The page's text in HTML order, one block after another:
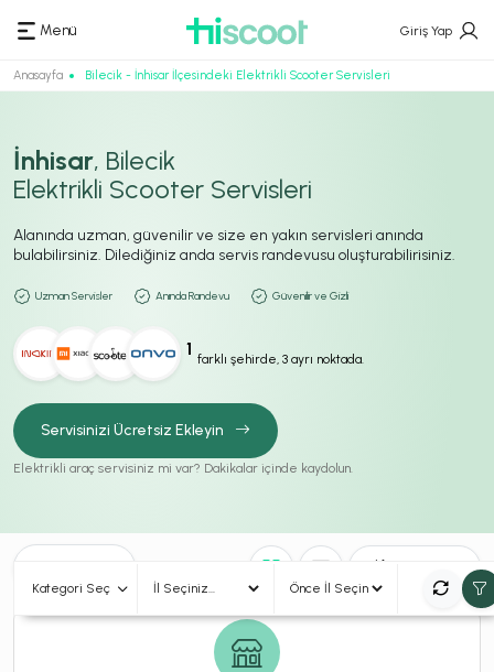
Menü Giriş Yap
Anasayfa Bilecik - İnhisar İlçesindeki Elektrikli Scooter Servisleri
İnhisar, Bilecik
Elektrikli Scooter Servisleri
Alanında uzman, güvenilir ve size en yakın servisleri anında
bulabilirsiniz. Dilediğiniz anda servis randevusu oluşturabilirisiniz.
Uzman Servisler Anında Randevu Güvenilir ve Gizli
1 farklı şehirde, 3 ayrı noktada.
Servisinizi Ücretsiz Ekleyin
Elektrikli araç servisiniz mi var? Dakikalar içinde kaydolun.
Kategori Seç